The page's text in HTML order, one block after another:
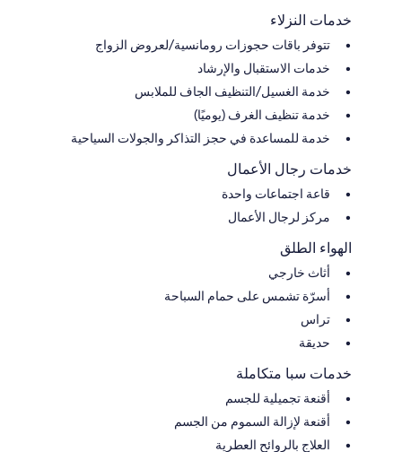
خدمات النزلاء
تتوفر باقات حجوزات رومانسية/لعروض الزواج
خدمات الاستقبال والإرشاد
خدمة الغسيل/التنظيف الجاف للملابس
خدمة تنظيف الغرف (يوميًا)
خدمة للمساعدة في حجز التذاكر والجولات السياحية
خدمات رجال الأعمال
قاعة اجتماعات واحدة
مركز لرجال الأعمال
الهواء الطلق
أثاث خارجي
أسرّة تشمس على حمام السباحة
تراس
حديقة
خدمات سبا متكاملة
أقنعة تجميلية للجسم
أقنعة لإزالة السموم من الجسم
العلاج بالروائح العطرية